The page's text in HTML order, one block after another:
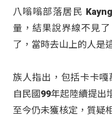
八嗡嗡部落居民
量，結果說界線不見
了，當時去山上的人是
族人指出，包括卡卡嘎
自民國99年起陸續提出
至今仍未獲核定，質疑